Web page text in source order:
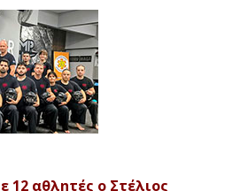
αθλητές ο Στέλιος